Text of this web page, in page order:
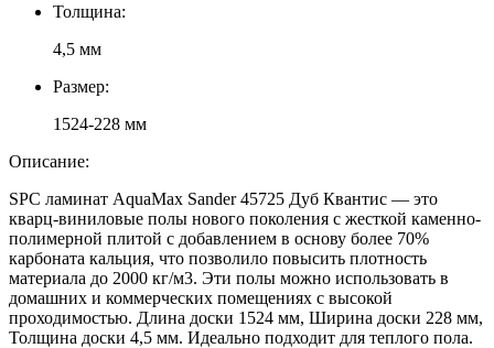
Толщина:
4,5 мм
Размер:
1524-228 мм
Описание:
SPC ламинат AquaMax Sander 45725 Дуб Квантис — это
кварц-виниловые полы нового поколения с жесткой каменно-
полимерной плитой с добавлением в основу более 70%
карбоната кальция, что позволило повысить плотность
материала до 2000 кг/м3. Эти полы можно использовать в
домашних и коммерческих помещениях с высокой
проходимостью. Длина доски 1524 мм, Ширина доски 228 мм,
Толщина доски 4,5 мм. Идеально подходит для теплого пола.